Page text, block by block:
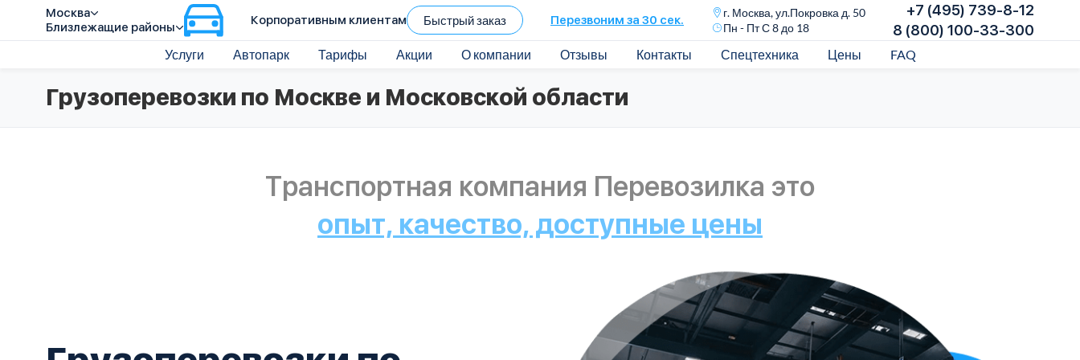
Москва
Близлежащие районы
Корпоративным клиентам Быстрый заказ Перезвоним за 30 сек.
г. Москва, ул.Покровка д. 50
Пн - Пт С 8 до 18
+7 (495) 739-8-12
8 (800) 100-33-300
Услуги Автопарк Тарифы Акции О компании Отзывы Контакты Спецтехника Цены FAQ
Грузоперевозки по Москве и Московской области
Транспортная компания Перевозилка это
опыт, качество, доступные цены